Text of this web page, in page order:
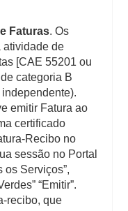
Faturas. Os
atividade de
[CAE 55201 ou
categoria B
emitir Fatura ao
certificado
Recibo no
sessão no Portal
os Serviços”,
“Emitir”.
recibo, que